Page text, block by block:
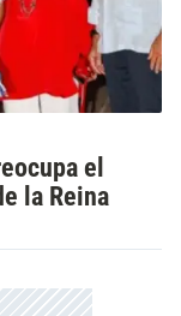
el
la Reina